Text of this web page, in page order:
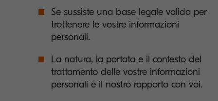
Se sussiste una base legale valida per
trattenere le vostre informazioni
personali.
La natura, la portata e il contesto del
trattamento delle vostre informazioni
personali e il nostro rapporto con voi.